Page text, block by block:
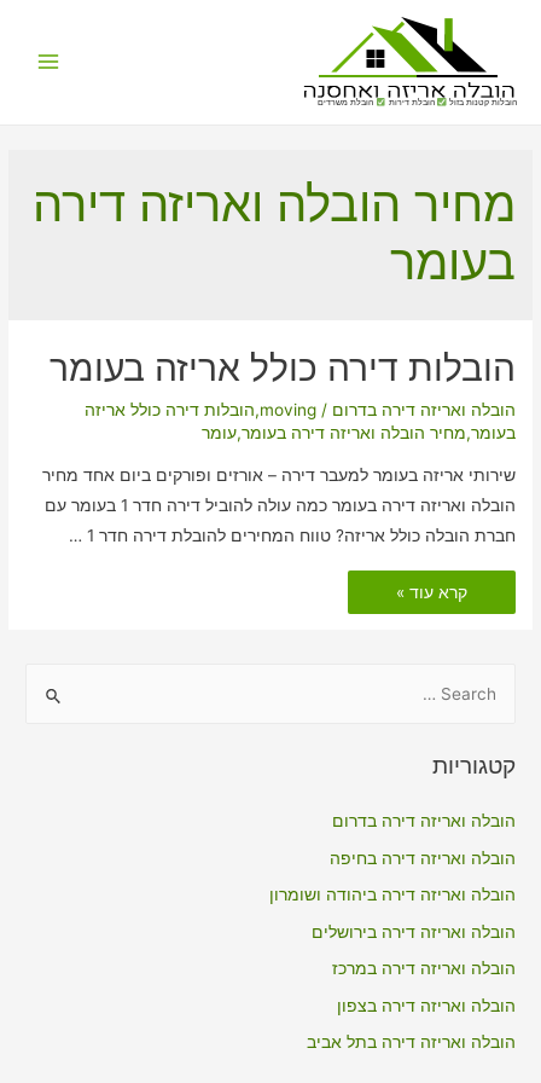
הובלות קטנות בזול הובלת דירות הובלת משרדים
מחיר הובלה ואריזה דירה
בעומר
הובלות דירה כולל אריזה בעומר
הובלה ואריזה דירה בדרום /
moving
,הובלות דירה כולל אריזה
בעומר,מחיר הובלה ואריזה דירה בעומר,עומר
שירותי אריזה בעומר למעבר דירה – אורזים ופורקים ביום אחד מחיר
הובלה ואריזה דירה בעומר כמה עולה להוביל דירה חדר 1 בעומר עם
חברת הובלה כולל אריזה? טווח המחירים להובלת דירה חדר 1 …
הובלות
דירה
כולל
קרא עוד »
r
o
r
:
קטגוריות
הובלה ואריזה דירה בדרום
הובלה ואריזה דירה בחיפה
הובלה ואריזה דירה ביהודה ושומרון
הובלה ואריזה דירה בירושלים
הובלה ואריזה דירה במרכז
הובלה ואריזה דירה בצפון
הובלה ואריזה דירה בתל אביב